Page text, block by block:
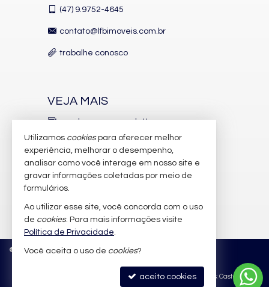
(47) 9.9752-4645
contato@lfbimoveis.com.br
trabalhe conosco
VEJA MAIS
receba nosso newsletter
indicadores financeiros
cadastre seu imóvel
imóveis favoritos
mapa de imóveis
© 2026 CRECI/SC 6.388-J Política de Privacidade
Site para imobiliárias: Castel Digital
Utilizamos cookiespara oferecer melhor
experiência, melhorar o desempenho,
analisar como você interage em nosso site e
gravar informações coletadas por meio de
formulários.
Ao utilizar esse site, você concorda com o uso
de cookies. Para mais informações visite
Política de Privacidade.
Você aceita o uso de cookies?
aceito cookies